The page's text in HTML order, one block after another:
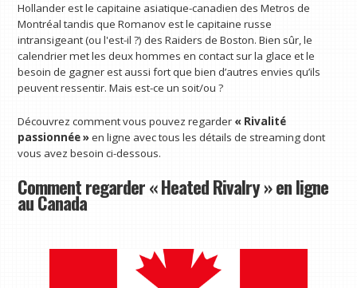
Hollander est le capitaine asiatique-canadien des Metros de
Montréal tandis que Romanov est le capitaine russe
intransigeant (ou l'est-il ?) des Raiders de Boston. Bien sûr, le
calendrier met les deux hommes en contact sur la glace et le
besoin de gagner est aussi fort que bien d’autres envies qu’ils
peuvent ressentir. Mais est-ce un soit/ou ?
Découvrez comment vous pouvez regarder « Rivalité
passionnée »en ligne avec tous les détails de streaming dont
vous avez besoin ci-dessous.
Comment regarder « Heated Rivalry » en ligne
au Canada